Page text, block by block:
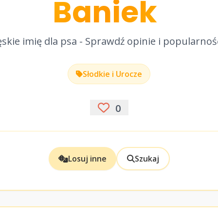
Baniek
imię dla psa - Sprawdź opinie i
Słodkie i Urocze
0
Losuj inne Szukaj